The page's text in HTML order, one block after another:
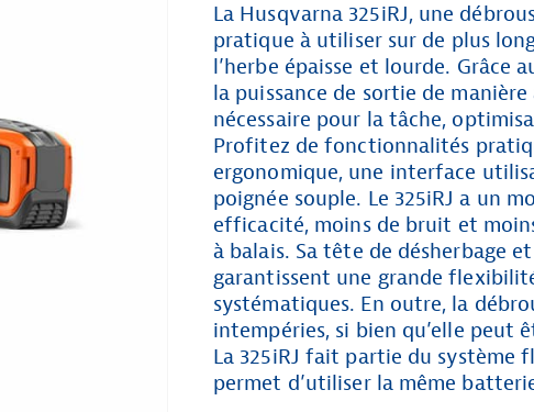
La Husqvarna 325iRJ, une
pratique à utiliser sur de plus
l’herbe épaisse et lourde. Grâce
la puissance de sortie de
nécessaire pour la tâche,
Profitez de fonctionnalités
ergonomique, une interface
poignée souple. Le 325iRJ a un
efficacité, moins de bruit et
à balais. Sa tête de désherbage
garantissent une grande
systématiques. En outre, la
intempéries, si bien qu’elle peut
La 325iRJ fait partie du système
permet d’utiliser la même